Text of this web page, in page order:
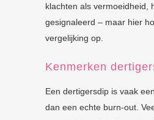
klachten als vermoeidheid,
gesignaleerd – maar hier
vergelijking op.
Kenmerken
Een dertigersdip is vaak
dan een echte burn-out.